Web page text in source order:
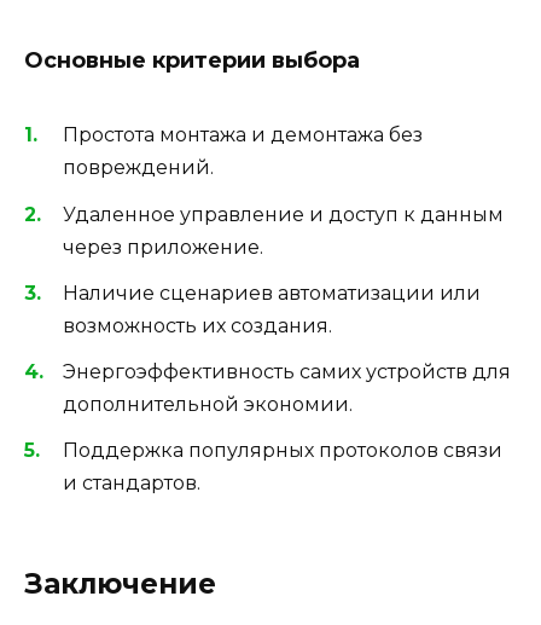
Основные критерии выбора
Простота монтажа и демонтажа без
повреждений.
Удаленное управление и доступ к данным
через приложение.
Наличие сценариев автоматизации или
возможность их создания.
Энергоэффективность самих устройств для
дополнительной экономии.
Поддержка популярных протоколов связи
и стандартов.
Заключение